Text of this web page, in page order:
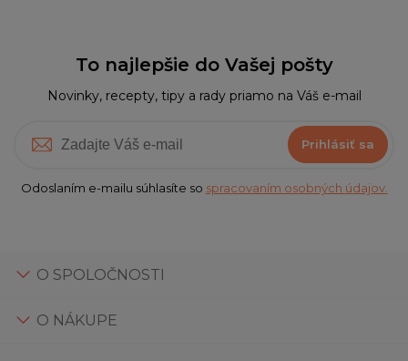
To najlepšie do Vašej pošty
Novinky, recepty, tipy a rady priamo na Váš e-mail
Prihlásiť sa
Odoslaním e-mailu súhlasíte so spracovaním osobných údajov.
O SPOLOČNOSTI
O NÁKUPE